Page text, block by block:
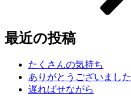
最近の投稿
たくさんの気持ち
ありがとうございました
遅ればせながら